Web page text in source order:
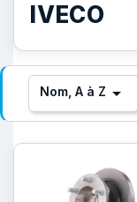
IVECO
Nom, A à Z 